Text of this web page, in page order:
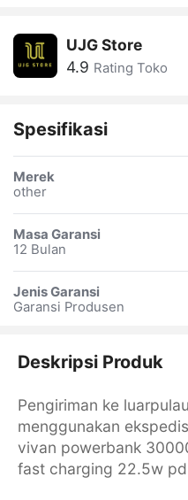
UJG Store
4.9 Rating Toko
Spesifikasi
Merek
other
Masa Garansi
12 Bulan
Jenis Garansi
Garansi Produsen
Deskripsi Produk
Pengiriman ke
menggunakan
vivan powerbank
fast charging 22.5w